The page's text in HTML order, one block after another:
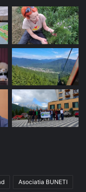
Asociatia BUNETI